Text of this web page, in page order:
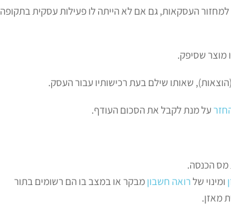
העסקאות, גם אם לא הייתה לו פעילות עסקית בתקופה
שאותו שילם בעת רכישותיו עבור העסק.
על מנת לקבל את הסכום העודף.
מס הכנסה.
ומינוי שלרואה חשבוןמבקר או במצב בו הם רשומים בתור
מאזן.